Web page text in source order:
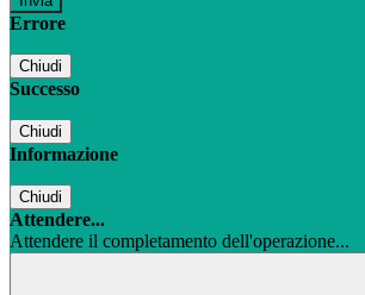
Errore
Chiudi
Successo
Chiudi
Informazione
Chiudi
Attendere...
Attendere il completamento dell'operazione...